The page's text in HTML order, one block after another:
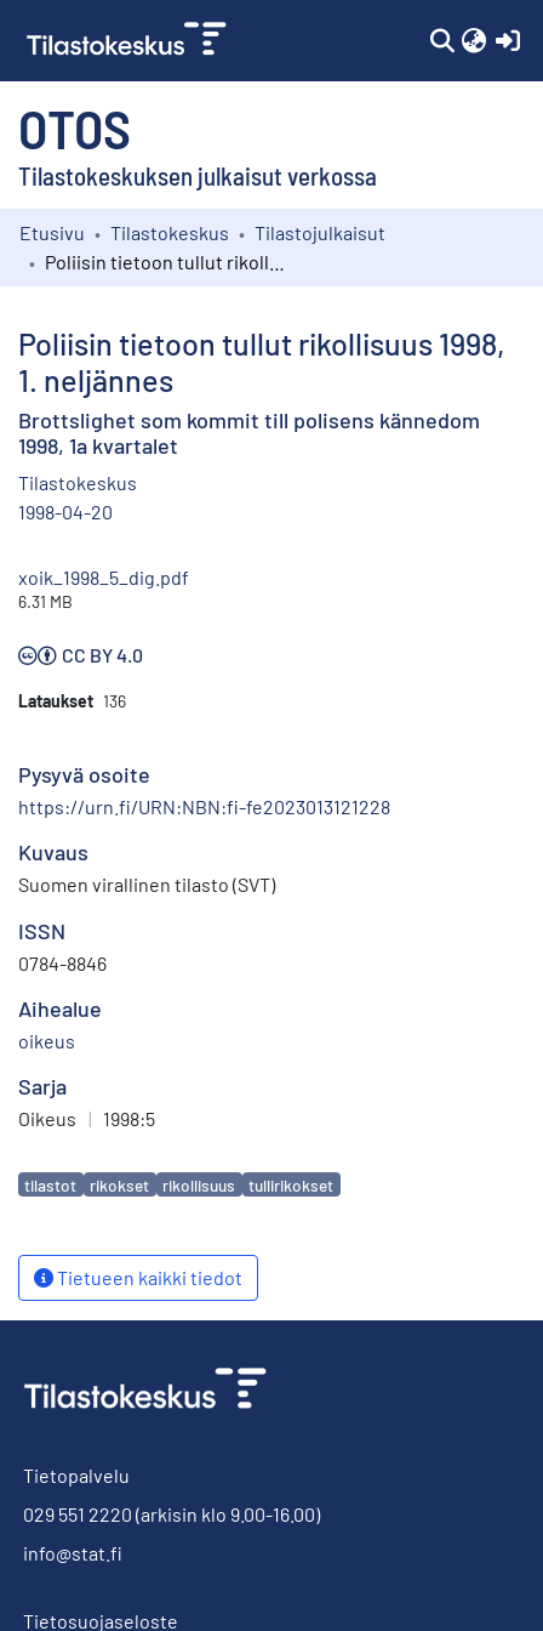
OTOS
Tilastokeskuksen julkaisut verkossa
Kokoelmat
Etusivu Tilastokeskus
Tilastojulkaisut
Poliisin tietoon tullut rikollisuus 1998,
1. neljännes
Brottslighet som kommit till polisens kännedom
1998, 1a kvartalet
Tilastokeskus
1998-04-20
xoik_1998_5_dig.pdf
6.31 MB
CC BY 4.0
Lataukset 136
Pysyvä osoite
https://urn.fi/URN:NBN:fi-fe2023013121228
Kuvaus
Suomen virallinen tilasto (SVT)
ISSN
0784-8846
Aihealue
oikeus
Sarja
Oikeus | 1998:5
Avainsanat
tilastot rikokset rikollisuus tullirikokset
Tietueen kaikki tiedot
Tietopalvelu
029 551 2220 (arkisin klo 9.00-16.00)
info@stat.fi
Tietosuojaseloste